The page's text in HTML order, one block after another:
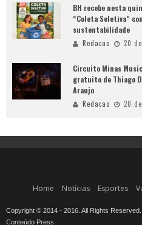
BH recebe nesta
“Coleta Seletiva”
sustentabilidade
Redacao 20
Circuito Minas
gratuito de Thiago
Araujo
Redacao 20
Home Notícias Esportes
Copyright © 2014 - 2016. All Rights Reserved.
Conteúdo Press